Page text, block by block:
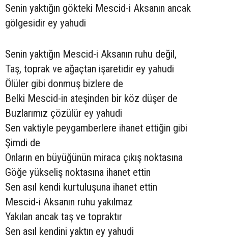
Senin yaktığın gökteki Mescid-i Aksanın ancak
gölgesidir ey yahudi
Senin yaktığın Mescid-i Aksanın ruhu değil,
Taş, toprak ve ağaçtan işaretidir ey yahudi
Ölüler gibi donmuş bizlere de
Belki Mescid-in ateşinden bir köz düşer de
Buzlarımız çözülür ey yahudi
Sen vaktiyle peygamberlere ihanet ettiğin gibi
Şimdi de
Onların en büyüğünün miraca çıkış noktasına
Göğe yükseliş noktasına ihanet ettin
Sen asıl kendi kurtuluşuna ihanet ettin
Mescid-i Aksanın ruhu yakılmaz
Yakılan ancak taş ve topraktır
Sen asıl kendini yaktın ey yahudi